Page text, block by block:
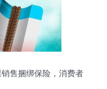
售捆绑保险，消费者